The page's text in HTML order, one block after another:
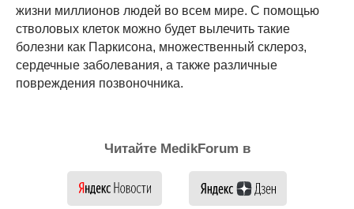
жизни миллионов людей во всем мире. С помощью
стволовых клеток можно будет вылечить такие
болезни как Паркисона, множественный склероз,
сердечные заболевания, а также различные
повреждения позвоночника.
Читайте MedikForum в